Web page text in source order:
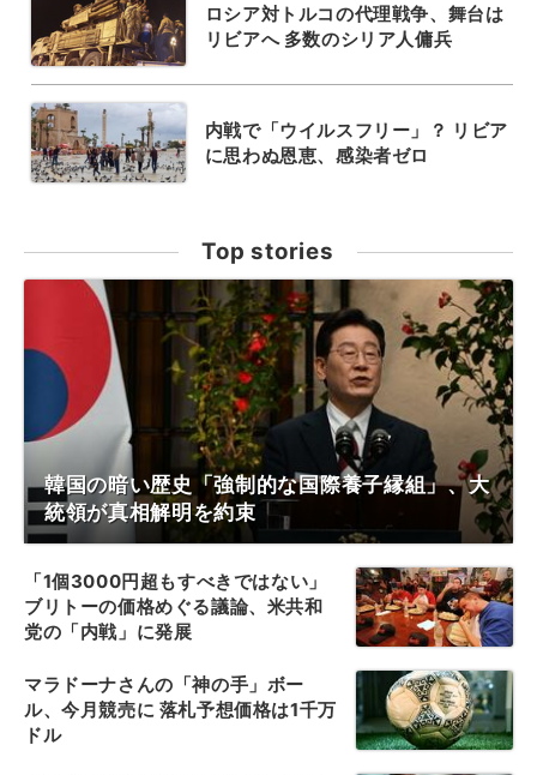
ロシア対トルコの代理戦争、舞台は
リビアへ 多数のシリア人傭兵
内戦で「ウイルスフリー」？ リビア
に思わぬ恩恵、感染者ゼロ
Top stories
韓国の暗い歴史「強制的な国際養子縁組」、大
統領が真相解明を約束
「1個3000円超もすべきではない」
ブリトーの価格めぐる議論、米共和
党の「内戦」に発展
マラドーナさんの「神の手」ボー
ル、今月競売に 落札予想価格は1千万
ドル